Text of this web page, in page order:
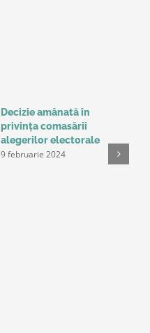
Decizie amânată în
privinţa comasării
alegerilor electorale
9 februarie 2024